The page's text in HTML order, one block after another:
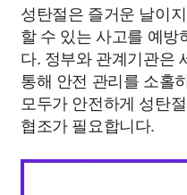
성탄절은 즐거운 날이
할 수 있는 사고를 예방
다. 정부와 관계기관은
통해 안전 관리를 소홀
모두가 안전하게 성탄
협조가 필요합니다.